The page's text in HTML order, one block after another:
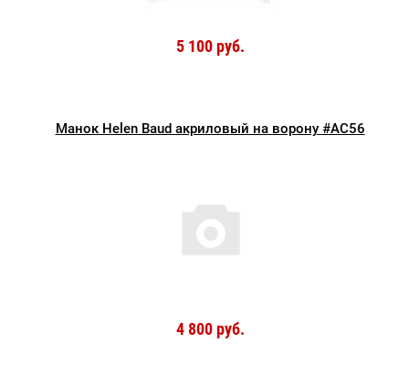
5 100 руб.
Манок Helen Baud акриловый на ворону #AC56
4 800 руб.